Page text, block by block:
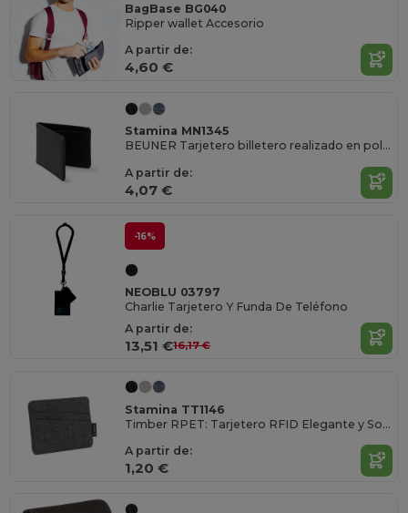
BagBase BG040
Ripper wallet Accesorio
A partir de:
4,60 €
Stamina MN1345
BEUNER Tarjetero billetero realizado en políester reciclado RPET en acabado vigoré con sistema de seguridad RFID
A partir de:
4,07 €
-16%
NEOBLU 03797
Charlie Tarjetero Y Funda De Teléfono
A partir de:
13,51 €16,17 €
Stamina TT1146
Timber RPET: Tarjetero RFID Elegante y Sostenible
A partir de:
1,20 €